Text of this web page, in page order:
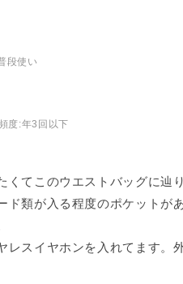
段使い
度:年3回以下
てこのウエストバッグに辿
ド類が入る程度のポケットが
レスイヤホンを入れてます。